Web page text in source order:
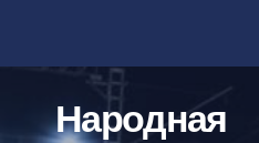
содержимому
Народная